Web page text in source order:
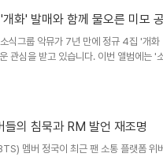
'밥을 이만큼이나 먹어?'라는 질문에 '오
함을 강조했습니다. 살이 빠졌음에도 주
화' 발매와 함께 물오른 미모
식그룹 악뮤가 7년 만에 정규 4집 '개화
관심을 받고 있습니다. 이번 앨범에는 '
름다운 마음', '햇빛 bless you', 'Tent',
마자 팬들의 감탄을 자아냈습니다. 네티
의 침묵과 RM 발언 재조명
멤버 정국이 최근 팬 소통 플랫폼 위